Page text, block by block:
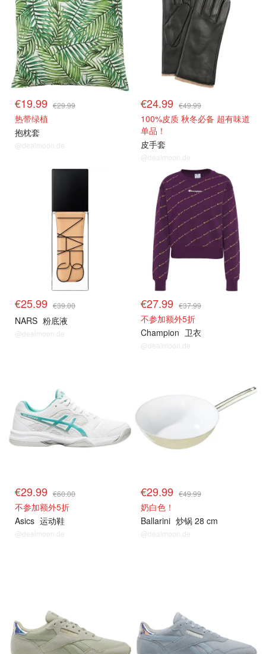
€19.99 €29.99
热带绿植
抱枕套
@dealmoon.de
€24.99 €49.99
100%皮质 秋冬必备 超有味道
单品！
皮手套
@dealmoon.de
€25.99 €39.00
NARS 粉底液
@dealmoon.de
€27.99 €37.99
不参加额外5折
Champion 卫衣
@dealmoon.de
€29.99 €60.00
不参加额外5折
Asics 运动鞋
@dealmoon.de
€29.99 €49.99
奶白色！
Ballarini 炒锅 28 cm
@dealmoon.de